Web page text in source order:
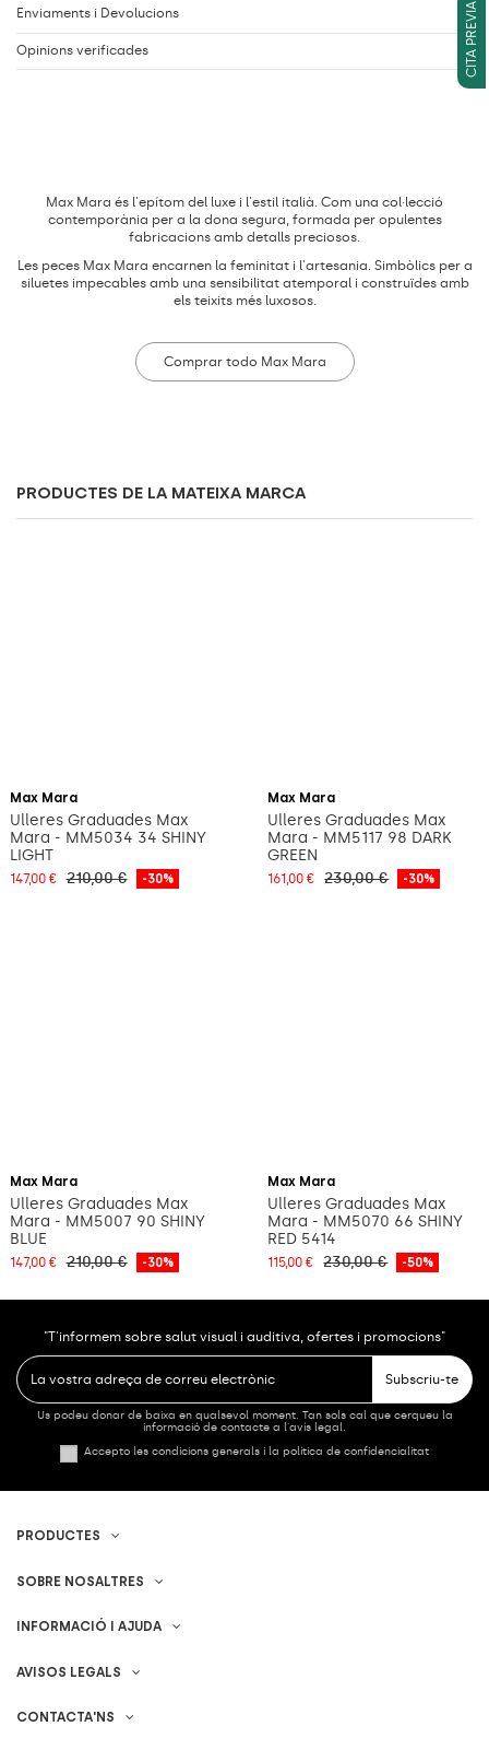
CITA PREVIA
Enviaments i Devolucions
Opinions verificades
Max Mara és l'epítom del luxe i l'estil italià. Com una col·lecció
contemporània per a la dona segura, formada per opulentes
fabricacions amb detalls preciosos.
Les peces Max Mara encarnen la feminitat i l'artesania. Simbòlics per a
siluetes impecables amb una sensibilitat atemporal i construïdes amb
els teixits més luxosos.
Comprar todo Max Mara
PRODUCTES DE LA MATEIXA MARCA
Max Mara
Ulleres Graduades Max
Mara - MM5034 34 SHINY
LIGHT
147,00 € 210,00 € -30%
Max Mara
Ulleres Graduades Max
Mara - MM5117 98 DARK
GREEN
161,00 € 230,00 € -30%
Max Mara
Ulleres Graduades Max
Mara - MM5007 90 SHINY
BLUE
147,00 € 210,00 € -30%
Max Mara
Ulleres Graduades Max
Mara - MM5070 66 SHINY
RED 5414
115,00 € 230,00 € -50%
"T'informem sobre salut visual i auditiva, ofertes i promocions"
Subscriu-te
Us podeu donar de baixa en qualsevol moment. Tan sols cal que cerqueu la
informació de contacte a l'avís legal.
Accepto les condicions generals i la política de confidencialitat
PRODUCTES
SOBRE NOSALTRES
INFORMACIÓ I AJUDA
AVISOS LEGALS
CONTACTA'NS